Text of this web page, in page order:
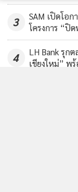
3
SAM เปิดโอ
โครงการ “ปิ
4
LH Bank รุก
เชียงใหม่” พ